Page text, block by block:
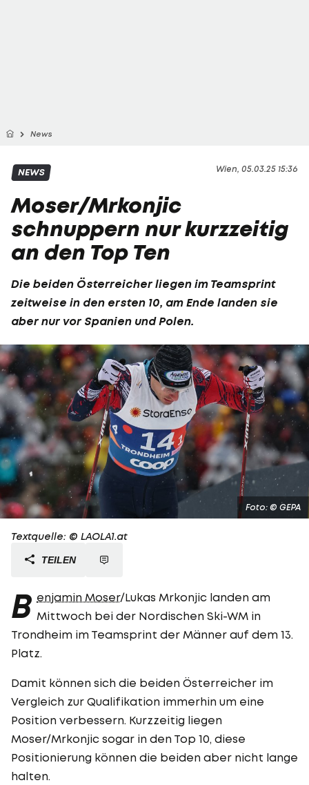
News
Wien, 05.03.25 15:36
NEWS
Moser/Mrkonjic
schnuppern nur kurzzeitig
an den Top Ten
Die beiden Österreicher liegen im Teamsprint
zeitweise in den ersten 10, am Ende landen sie
aber nur vor Spanien und Polen.
Foto: © GEPA
Textquelle: © LAOLA1.at
TEILEN
B enjamin Moser/Lukas Mrkonjic landen am
Mittwoch bei der Nordischen Ski-WM in
Trondheim im Teamsprint der Männer auf dem 13.
Platz.
Damit können sich die beiden Österreicher im
Vergleich zur Qualifikation immerhin um eine
Position verbessern. Kurzzeitig liegen
Moser/Mrkonjic sogar in den Top 10, diese
Positionierung können die beiden aber nicht lange
halten.